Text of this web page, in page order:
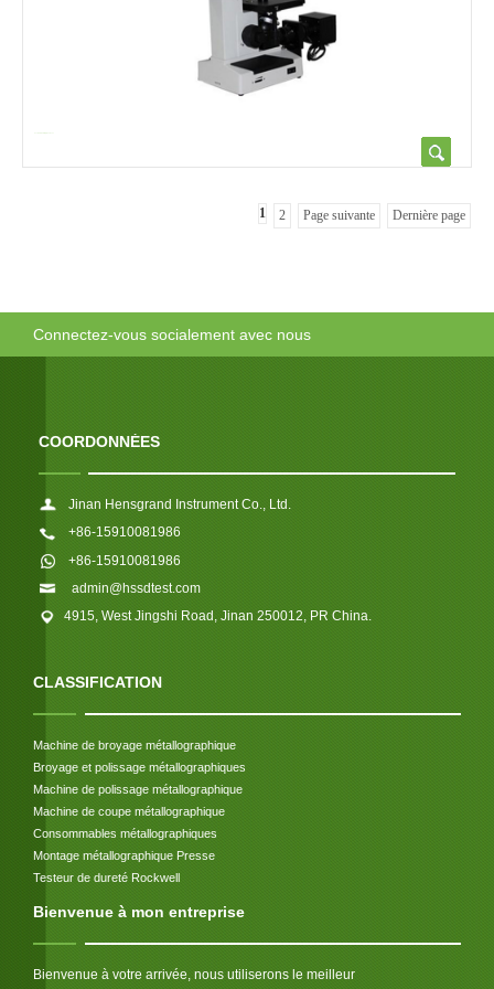
1 2 Page suivante Dernière page
Connectez-vous socialement avec nous
COORDONNÉES
Jinan Hensgrand Instrument Co., Ltd.
+86-15910081986
+86-15910081986
admin@hssdtest.com
4915, West Jingshi Road, Jinan 250012, PR China.
CLASSIFICATION
Machine de broyage métallographique
Broyage et polissage métallographiques
Machine de polissage métallographique
Machine de coupe métallographique
Consommables métallographiques
Montage métallographique Presse
Testeur de dureté Rockwell
Bienvenue à mon entreprise
Bienvenue à votre arrivée, nous utiliserons le meilleur